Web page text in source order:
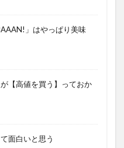
」はやっぱり美味
【高値を買う】っておか
面白いと思う